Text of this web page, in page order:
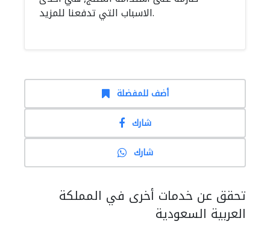
الاسباب التي تدفعنا للمزيد.
أضف للمفضلة
شارك
شارك
تحقق عن خدمات أخرى في المملكة
العربية السعودية